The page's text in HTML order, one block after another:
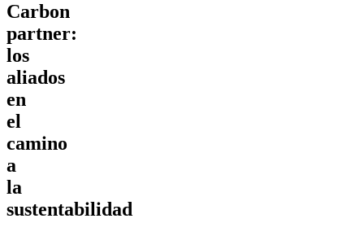
Carbon
partner:
los
aliados
en
el
camino
a
la
sustentabilidad